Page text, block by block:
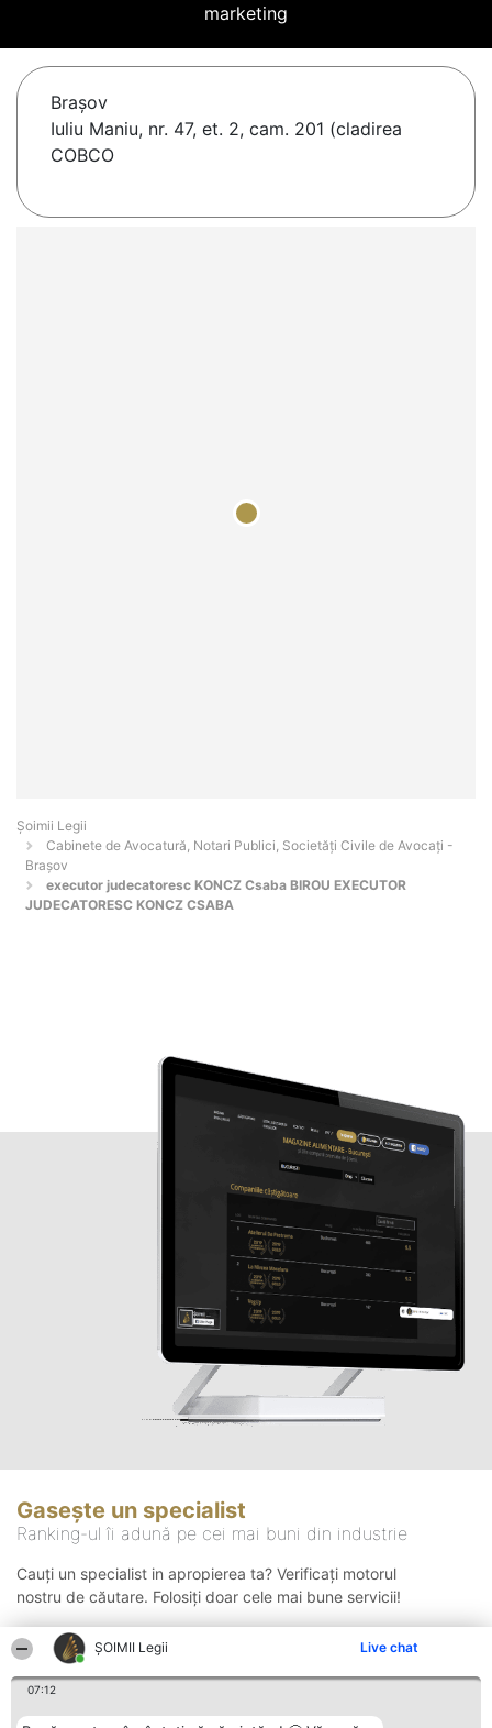
ȘOIMII Legii Live chat
07:12
marketing
Braşov
Iuliu Maniu, nr. 47, et. 2, cam. 201 (cladirea
COBCO
Șoimii Legii
Cabinete de Avocatură, Notari Publici, Societăți Civile de Avocați -
Braşov
executor judecatoresc KONCZ Csaba BIROU EXECUTOR
JUDECATORESC KONCZ CSABA
Gasește un specialist
Ranking-ul îi adună pe cei mai buni din industrie
Cauți un specialist in apropierea ta? Verificați motorul
nostru de căutare. Folosiți doar cele mai bune servicii!